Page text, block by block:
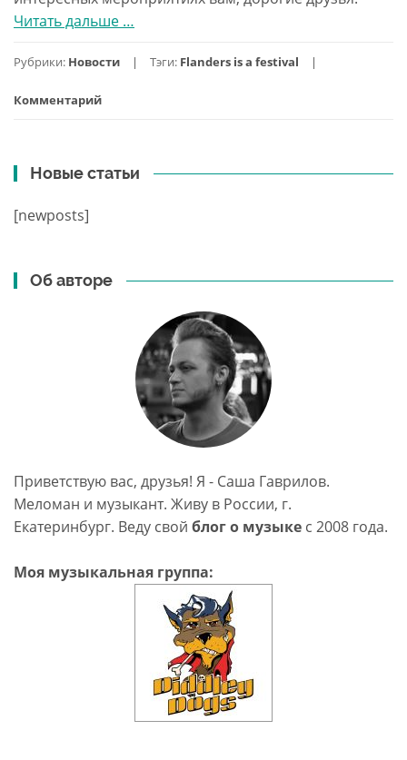
Читать дальше проПриглашение
Tourism
фестивали
…
Рубрики: Новости Тэги: Flanders is a festival
Комментарий
Новые статьи
[newposts]
Об авторе
Приветствую вас, друзья! Я - Саша Гаврилов.
Меломан и музыкант. Живу в России, г.
Екатеринбург. Веду свой блог о музыке c 2008 года.
Моя музыкальная группа: